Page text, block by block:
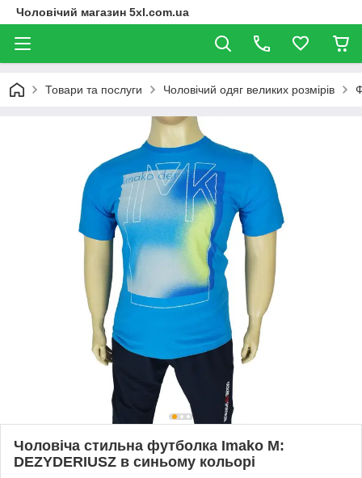
Чоловічий магазин 5xl.com.ua
Товари та послуги Чоловічий одяг великих розмірів
Чоловіча стильна футболка Imako M:
DEZYDERIUSZ в синьому кольорі